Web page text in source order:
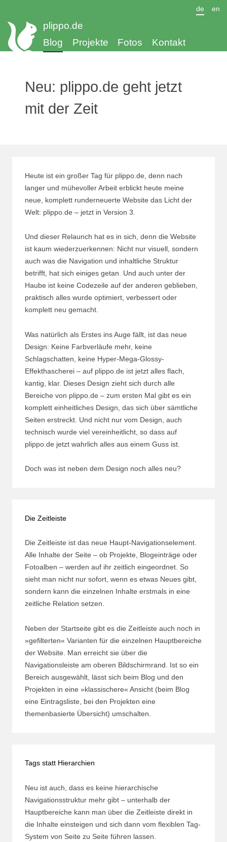
plippo.de
Blog
Projekte Fotos Kontakt
de en
Neu: plippo.de geht jetzt
mit der Zeit
Heute ist ein großer Tag für plippo.de, denn nach
langer und mühevoller Arbeit erblickt heute meine
neue, komplett runderneuerte Website das Licht der
Welt: plippo.de – jetzt in Version 3.
Und dieser Relaunch hat es in sich, denn die Website
ist kaum wiederzuerkennen: Nicht nur visuell, sondern
auch was die Navigation und inhaltliche Struktur
betrifft, hat sich einiges getan. Und auch unter der
Haube ist keine Codezeile auf der anderen geblieben,
praktisch alles wurde optimiert, verbessert oder
komplett neu gemacht.
Was natürlich als Erstes ins Auge fällt, ist das neue
Design: Keine Farbverläufe mehr, keine
Schlagschatten, keine Hyper-Mega-Glossy-
Effekthascherei – auf plippo.de ist jetzt alles flach,
kantig, klar. Dieses Design zieht sich durch alle
Bereiche von plippo.de – zum ersten Mal gibt es ein
komplett einheitliches Design, das sich über sämtliche
Seiten erstreckt. Und nicht nur vom Design, auch
technisch wurde viel vereinheitlicht, so dass auf
plippo.de jetzt wahrlich alles aus einem Guss ist.
Doch was ist neben dem Design noch alles neu?
Die Zeitleiste
Die Zeitleiste ist das neue Haupt-Navigationselement.
Alle Inhalte der Seite – ob Projekte, Blogeinträge oder
Fotoalben – werden auf ihr zeitlich eingeordnet. So
sieht man nicht nur sofort, wenn es etwas Neues gibt,
sondern kann die einzelnen Inhalte erstmals in eine
zeitliche Relation setzen.
Neben der Startseite gibt es die Zeitleiste auch noch in
»gefilterten« Varianten für die einzelnen Hauptbereiche
der Website. Man erreicht sie über die
Navigationsleiste am oberen Bildschirmrand. Ist so ein
Bereich ausgewählt, lässt sich beim Blog und den
Projekten in eine »klassischere« Ansicht (beim Blog
eine Eintragsliste, bei den Projekten eine
themenbasierte Übersicht) umschalten.
Tags statt Hierarchien
Neu ist auch, dass es keine hierarchische
Navigationsstruktur mehr gibt – unterhalb der
Hauptbereiche kann man über die Zeitleiste direkt in
die Inhalte einsteigen und sich dann vom flexiblen Tag-
System von Seite zu Seite führen lassen.